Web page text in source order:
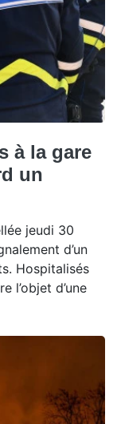
à la gare
un
jeudi 30
d’un
Hospitalisés
l’objet d’une